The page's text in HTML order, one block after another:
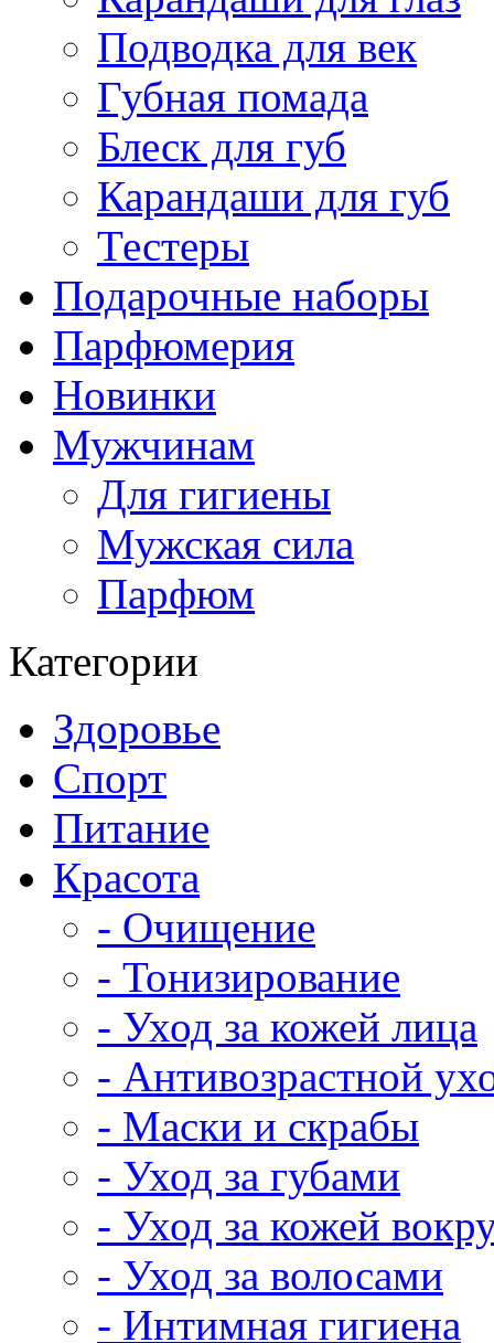
Подводка для век
Губная помада
Блеск для губ
Карандаши для губ
Тестеры
Подарочные наборы
Парфюмерия
Новинки
Мужчинам
Для гигиены
Мужская сила
Парфюм
Категории
Здоровье
Спорт
Питание
Красота
- Очищение
- Тонизирование
- Уход за кожей лица
- Антивозрастной
- Маски и скрабы
- Уход за губами
- Уход за кожей
- Уход за волосами
- Интимная гигиена